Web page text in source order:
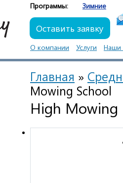
Программы: Зимние
Оставить заявку
О компании Услуги Наши
Главная »
Mowing School
High Mowing